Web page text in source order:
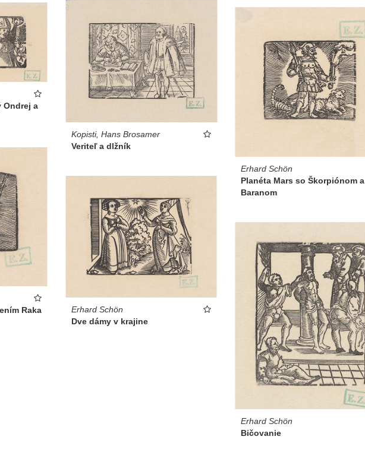
Kopisti, Hans Brosamer
Veriteľ a dlžník
Ondrej a
Erhard Schön
Planéta Mars so Škorpiónom a
Baranom
Raka
Erhard Schön
Dve dámy v krajine
Erhard Schön
Bičovanie